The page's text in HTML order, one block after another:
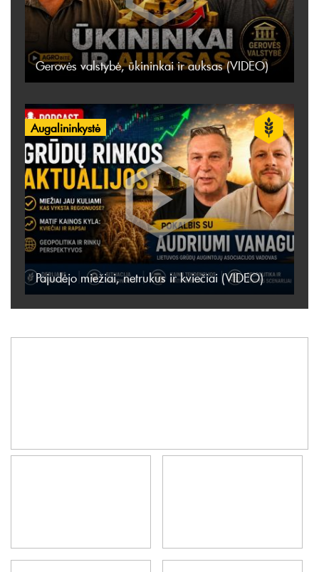
Gerovės valstybė, ūkininkai ir auksas (VIDEO)
Augalininkystė
Pajudėjo miežiai, netrukus ir kviečiai (VIDEO)